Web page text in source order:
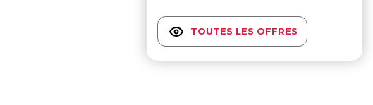
TOUTES LES OFFRES